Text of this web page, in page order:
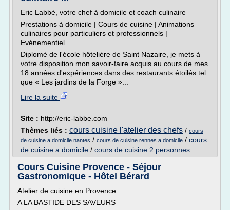
Eric Labbé, votre chef à domicile et coach culinaire
Prestations à domicile | Cours de cuisine | Animations
culinaires pour particuliers et professionnels |
Evénementiel
Diplomé de l'école hôtelière de Saint Nazaire, je mets à
votre disposition mon savoir-faire acquis au cours de mes
18 années d'expériences dans des restaurants étoilés tel
que « Les jardins de la Forge »...
Lire la suite
Site : http://eric-labbe.com
Thèmes liés : cours cuisine l'atelier des chefs / cours
de cuisine a domicile nantes / cours de cuisine rennes a domicile / cours
de cuisine a domicile / cours de cuisine 2 personnes
Cours Cuisine Provence - Séjour
Gastronomique - Hôtel Bérard
Atelier de cuisine en Provence
A LA BASTIDE DES SAVEURS